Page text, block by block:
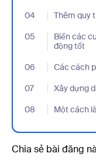
04 Thêm quy
- Jumplink to
05
Biến các
động tốt
- Jumplink to Biến
06 Các cách
- Jumplink to Các
07
Xây dựng
- Jumplink to Xây
08
Một cách
- Jumplink to Một
Chia sẻ bài đăng